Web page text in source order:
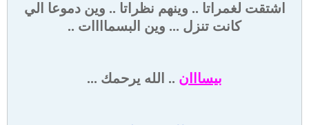
اشتقت لغمراتا .. وينهم نظراتا .. وين دموعا الي
كانت تنزل ... وين البسماااات ..
بيسااان .. الله يرحمك ...